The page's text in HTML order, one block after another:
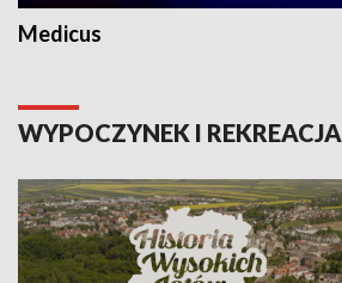
Medicus
WYPOCZYNEK I REKREACJA